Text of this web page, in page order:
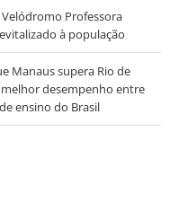
Professora
à população
Manaus supera Rio de
melhor desempenho entre
ensino do Brasil